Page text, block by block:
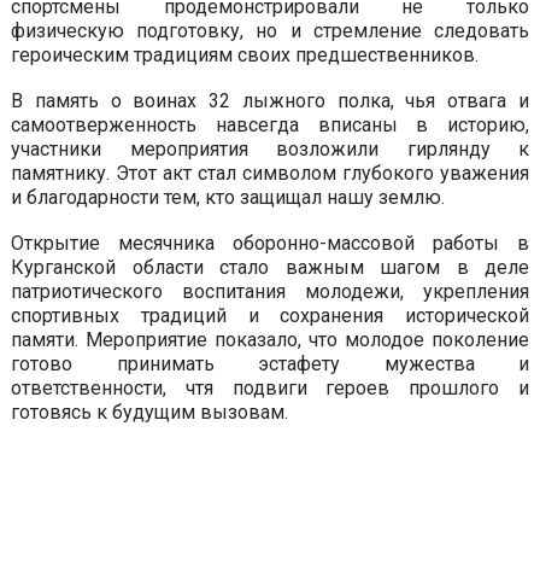
спортсмены продемонстрировали не только
физическую подготовку, но и стремление следовать
героическим традициям своих предшественников.
В память о воинах 32 лыжного полка, чья отвага и
самоотверженность навсегда вписаны в историю,
участники мероприятия возложили гирлянду к
памятнику. Этот акт стал символом глубокого уважения
и благодарности тем, кто защищал нашу землю.
Открытие месячника оборонно-массовой работы в
Курганской области стало важным шагом в деле
патриотического воспитания молодежи, укрепления
спортивных традиций и сохранения исторической
памяти. Мероприятие показало, что молодое поколение
готово принимать эстафету мужества и
ответственности, чтя подвиги героев прошлого и
готовясь к будущим вызовам.